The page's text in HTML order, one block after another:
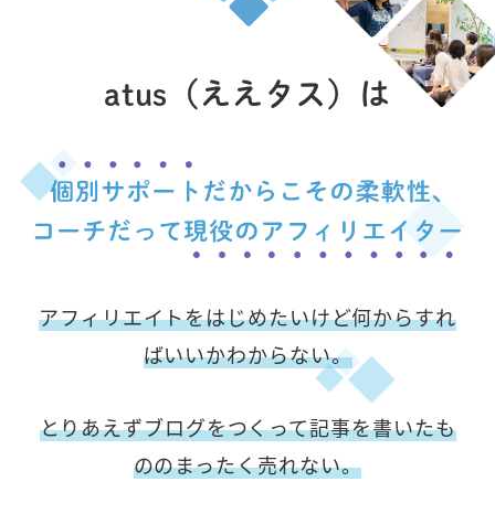
atus（ええタス）は
アフィリエイトをはじめたいけど何からすれ
ばいいかわからない。
とりあえずブログをつくって記事を書いたも
ののまったく売れない。